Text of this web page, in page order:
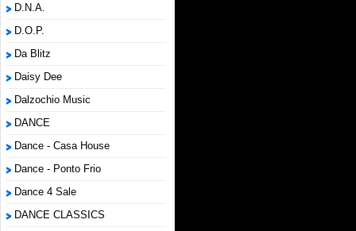
D.N.A.
D.O.P.
Da Blitz
Daisy Dee
Dalzochio Music
DANCE
Dance - Casa House
Dance - Ponto Frio
Dance 4 Sale
DANCE CLASSICS